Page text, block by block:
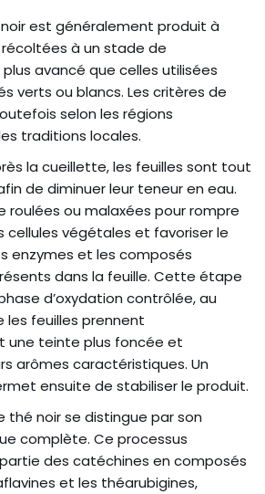
est généralement produit à
à un stade de
avancé que celles utilisées
verts ou blancs. Les critères de
selon les régions
traditions locales.
la cueillette, les feuilles sont tout
de diminuer leur teneur en eau.
roulées ou malaxées pour rompre
cellules végétales et favoriser le
enzymes et les composés
dans la feuille. Cette étape
d’oxydation contrôlée, au
les feuilles prennent
une teinte plus foncée et
arômes caractéristiques. Un
ensuite de stabiliser le produit.
thé noir se distingue par son
complète. Ce processus
des catéchines en composés
et les théarubigines,